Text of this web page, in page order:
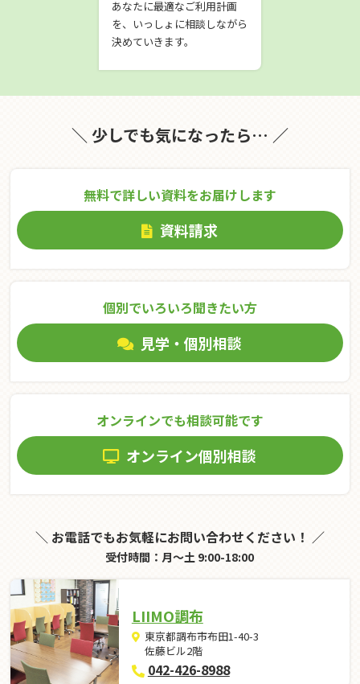
あなたに最適なご利用計画
を、いっしょに相談しながら
決めていきます。
＼ 少しでも気になったら… ／
無料で詳しい資料をお届けします
資料請求
個別でいろいろ聞きたい⽅
見学・個別相談
オンラインでも相談可能です
オンライン個別相談
＼ お電話でもお気軽にお問い合わせください！ ／
受付時間：月～土 9:00-18:00
LIIMO調布
東京都調布市布田1-40-3
佐藤ビル2階
042-426-8988